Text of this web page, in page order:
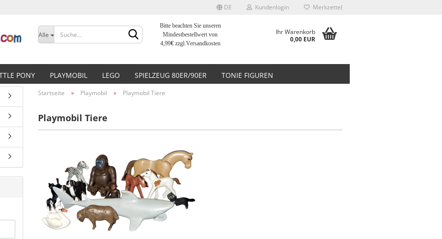
DE
Sprache auswählen
Lieferland
Kundenlogin
Passwort vergessen?
Merkzettel
Alle
Bitte beachten Sie unseren
Mindestbestellwert von
4,99€zzgl.Versandkosten
Ihr Warenkorb
0,00 EUR
PONY PLAYMOBIL LEGO SPIELZEUG 80ER/90ER TONIE FIGUREN
Startseite » Playmobil » Playmobil Tiere
Playmobil Tiere